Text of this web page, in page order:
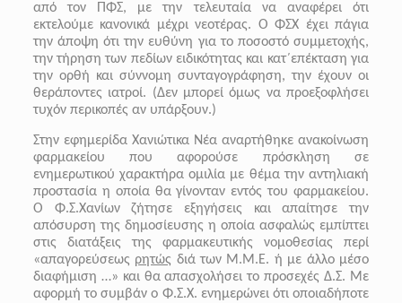
από τον ΠΦΣ, με την τελευταία να αναφέρει ότι
εκτελούμε κανονικά μέχρι νεοτέρας. Ο ΦΣΧ έχει πάγια
την άποψη ότι την ευθύνη για το ποσοστό συμμετοχής,
την τήρηση των πεδίων ειδικότητας και κατ΄επέκταση για
την ορθή και σύννομη συνταγογράφηση, την έχουν οι
θεράποντες ιατροί. (Δεν μπορεί όμως να προεξοφλήσει
τυχόν περικοπές αν υπάρξουν.)
Στην εφημερίδα Χανιώτικα Νέα αναρτήθηκε ανακοίνωση
φαρμακείου που αφορούσε πρόσκληση σε
ενημερωτικού χαρακτήρα ομιλία με θέμα την αντηλιακή
προστασία η οποία θα γίνονταν εντός του φαρμακείου.
Ο Φ.Σ.Χανίων ζήτησε εξηγήσεις και απαίτησε την
απόσυρση της δημοσίευσης η οποία ασφαλώς εμπίπτει
στις διατάξεις της φαρμακευτικής νομοθεσίας περί
«απαγορεύσεως ρητώς διά των Μ.Μ.Ε. ή με άλλο μέσο
διαφήμιση …» και θα απασχολήσει το προσεχές Δ.Σ. Με
αφορμή το συμβάν ο Φ.Σ.Χ. ενημερώνει ότι οποιαδήποτε